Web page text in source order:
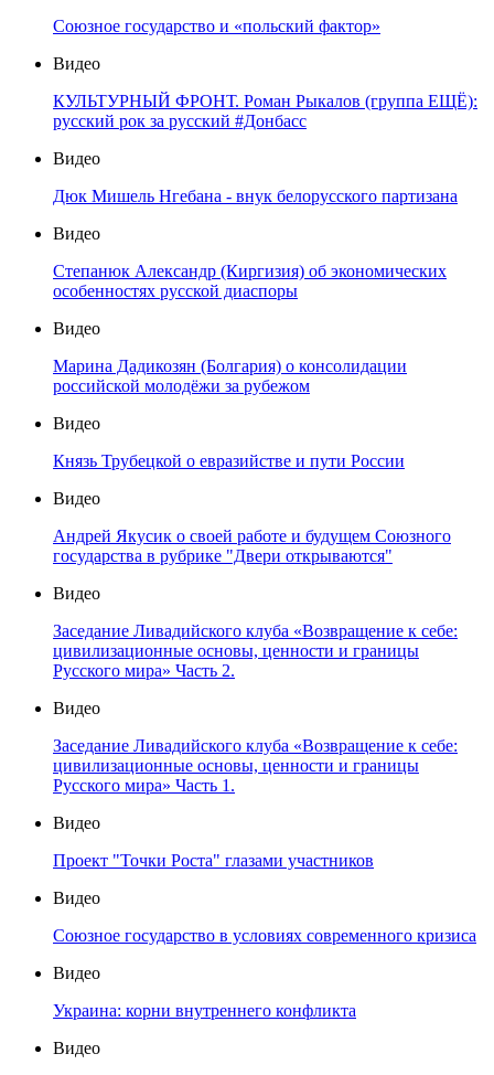
Союзное государство и «польский фактор»
Видео
КУЛЬТУРНЫЙ ФРОНТ. Роман Рыкалов (группа ЕЩЁ):
русский рок за русский #Донбасс
Видео
Дюк Мишель Нгебана - внук белорусского партизана
Видео
Степанюк Александр (Киргизия) об экономических
особенностях русской диаспоры
Видео
Марина Дадикозян (Болгария) о консолидации
российской молодёжи за рубежом
Видео
Князь Трубецкой о евразийстве и пути России
Видео
Андрей Якусик о своей работе и будущем Союзного
государства в рубрике "Двери открываются"
Видео
Заседание Ливадийского клуба «Возвращение к себе:
цивилизационные основы, ценности и границы
Русского мира» Часть 2.
Видео
Заседание Ливадийского клуба «Возвращение к себе:
цивилизационные основы, ценности и границы
Русского мира» Часть 1.
Видео
Проект "Точки Роста" глазами участников
Видео
Союзное государство в условиях современного кризиса
Видео
Украина: корни внутреннего конфликта
Видео